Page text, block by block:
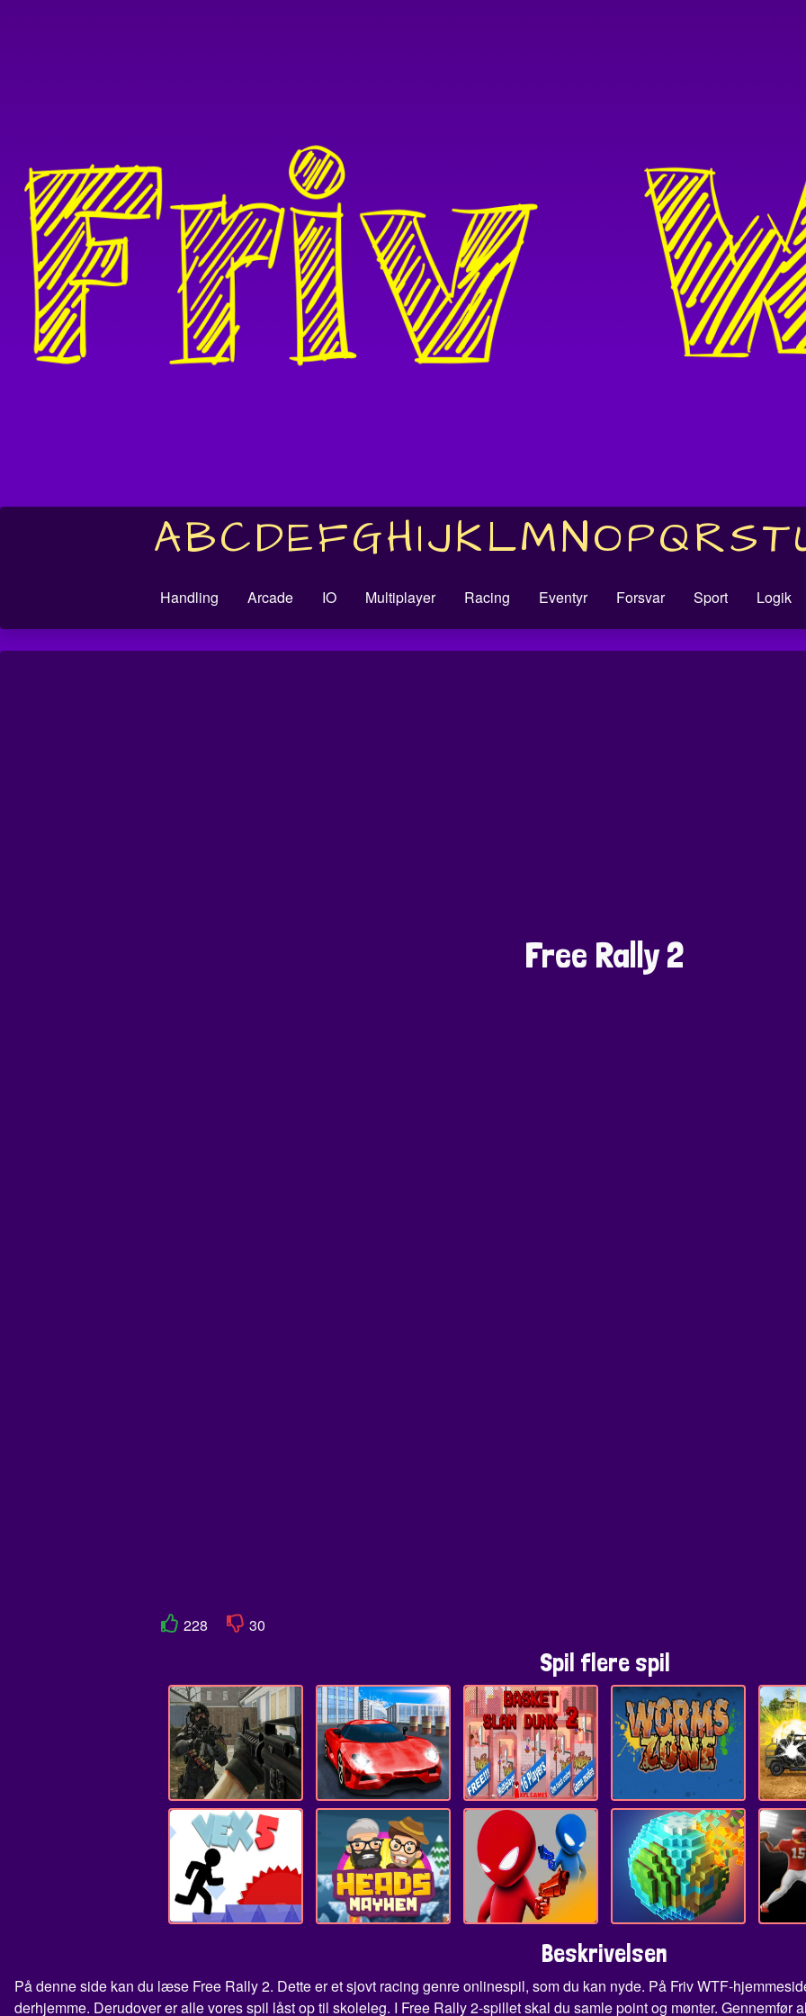
ABCDEFGHIJKLMNOPQRST
Handling Arcade IO Multiplayer Racing Eventyr Forsvar Sport Logik
Free Rally 2
228 30
Spil flere spil
Beskrivelsen
På denne side kan du læse Free Rally 2. Dette er et sjovt racing genre onlinespil, som du kan nyde. På Friv WTF-
derhjemme. Derudover er alle vores spil låst op til skoleleg. I Free Rally 2-spillet skal du samle point og mønter. Gennemfør